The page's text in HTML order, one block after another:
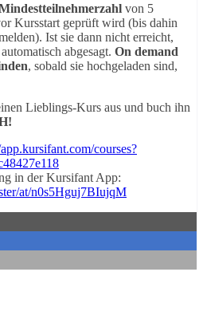
von 5
Kursstart geprüft wird (bis dahin
Ist sie dann nicht erreicht,
abgesagt. On demand
, sobald sie hochgeladen sind,
Lieblings-Kurs aus und buch ihn
courses?
in der Kursifant App:
at/n0s5Hguj7BIujqM